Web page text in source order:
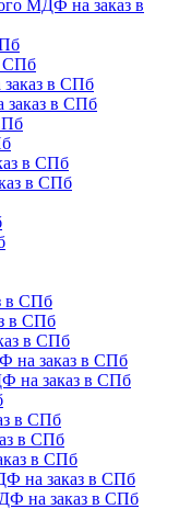
МДФ на заказ в
СПб
заказ в СПб
заказ в СПб
в СПб
в СПб
в СПб
в СПб
в СПб
на заказ в СПб
на заказ в СПб
в СПб
в СПб
в СПб
на заказ в СПб
на заказ в СПб